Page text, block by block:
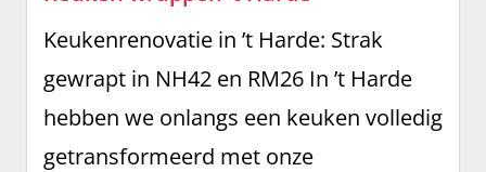
Keukenrenovatie in ’t Harde: Strak
gewrapt in NH42 en RM26 In ’t Harde
hebben we onlangs een keuken volledig
getransformeerd met onze